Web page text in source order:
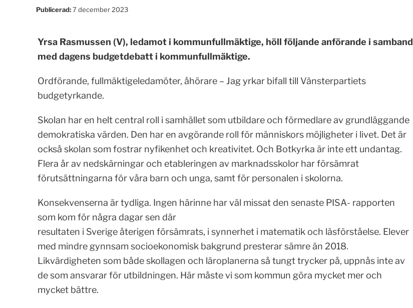
Publicerad:7 december 2023
Yrsa Rasmussen (V), ledamot i kommunfullmäktige, höll följande anförande i samband
med dagens budgetdebatt i kommunfullmäktige.
Ordförande, fullmäktigeledamöter, åhörare – Jag yrkar bifall till Vänsterpartiets
budgetyrkande.
Skolan har en helt central roll i samhället som utbildare och förmedlare av grundläggande
demokratiska värden. Den har en avgörande roll för människors möjligheter i livet. Det är
också skolan som fostrar nyfikenhet och kreativitet. Och Botkyrka är inte ett undantag.
Flera år av nedskärningar och etableringen av marknadsskolor har försämrat
förutsättningarna för våra barn och unga, samt för personalen i skolorna.
Konsekvenserna är tydliga. Ingen härinne har väl missat den senaste PISA- rapporten
som kom för några dagar sen där
resultaten i Sverige återigen försämrats, i synnerhet i matematik och läsförståelse. Elever
med mindre gynnsam socioekonomisk bakgrund presterar sämre än 2018.
Likvärdigheten som både skollagen och läroplanerna så tungt trycker på, uppnås inte av
de som ansvarar för utbildningen. Här måste vi som kommun göra mycket mer och
mycket bättre.